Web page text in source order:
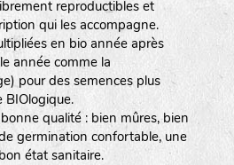
reproductibles et
qui les accompagne.
en bio année après
année comme la
pour des semences plus
BIOlogique.
qualité : bien mûres, bien
germination confortable, une
état sanitaire.